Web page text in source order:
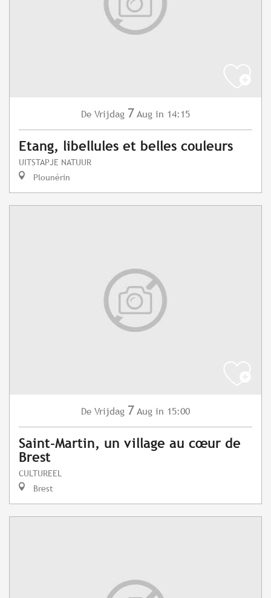
De Vrijdag 7 Aug in 14:15
Etang, libellules et belles couleurs
UITSTAPJE NATUUR
Plounérin
De Vrijdag 7 Aug in 15:00
Saint-Martin, un village au cœur de
Brest
CULTUREEL
Brest